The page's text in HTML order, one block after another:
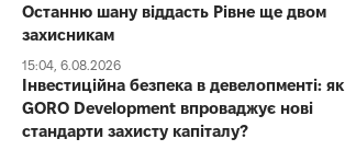
Останню шану віддасть Рівне ще двом
захисникам
15:04, 6.08.2026
Інвестиційна безпека в девелопменті: як
GORO Development впроваджує нові
стандарти захисту капіталу?